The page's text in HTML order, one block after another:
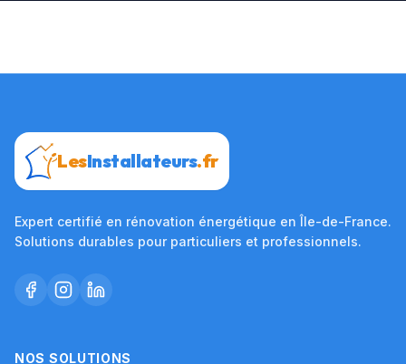
LesInstallateurs.fr
Expert certifié en rénovation énergétique en Île-de-France.
Solutions durables pour particuliers et professionnels.
NOS SOLUTIONS